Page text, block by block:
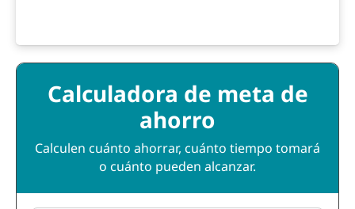
Calculadora de meta de
ahorro
Calculen cuánto ahorrar, cuánto tiempo tomará
o cuánto pueden alcanzar.